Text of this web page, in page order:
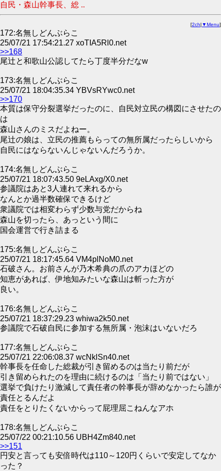
自民・森山幹事長、総 ..
[2ch| ▼Menu]
172:名無しどんぶらこ
25/07/21 17:54:21.27 xoTIA5Rl0.net
>>168
尾辻と和歌山公認してたら丁度半分だなw
173:名無しどんぶらこ
25/07/21 18:04:35.34 YBVsRYwc0.net
>>170
本質は保守分裂選挙だったのに、自民対立民の構図にさせたの
は
森山さんのミスだよねー。
尾辻の娘は、立民の推薦もらっての無所属だったらしいから
自民にはならないんじゃないんだろうか。
174:名無しどんぶらこ
25/07/21 18:07:43.50 9eLAxg/X0.net
参議院はあと3人連れて来れるから
なんとか過半数確保できるけど
衆議院では相変わらず少数与党だからね
森山を切ったら、あっという間に
国会運営で行き詰まる
175:名無しどんぶらこ
25/07/21 18:17:45.64 VM4plNoM0.net
石破さん。お前さんが乃木希典の爪のアカほどの
知恵があれば、伊地知みたいな森山は斬った方が
良い。
176:名無しどんぶらこ
25/07/21 18:37:29.23 whiwa2k50.net
参議院で石破自民に参加する無所属・泡沫はいないだろ
177:名無しどんぶらこ
25/07/21 22:06:08.37 wcNklSn40.net
幹事長を任命した総裁が引き留めるのは当たり前だが
引き留められたのを理由に続けるのは「当たり前ではない」
選挙で負けたり激減して責任者の幹事長が辞めなかったら誰が
責任とるんだよ
責任をとりたくないからって屁理屈こねんなアホ
178:名無しどんぶらこ
25/07/22 00:21:10.56 UBH4Zm840.net
>>151
円安と言っても安倍時代は110～120円くらいで安定してなか
った？